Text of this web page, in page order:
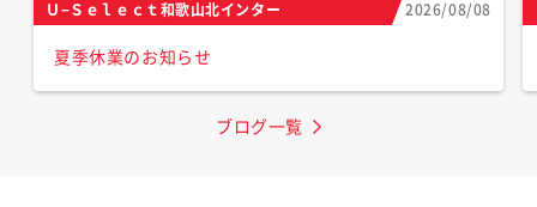
Ｕ−Ｓｅｌｅｃｔ和歌山北インター 2026/08/08
夏季休業のお知らせ
ブログ一覧